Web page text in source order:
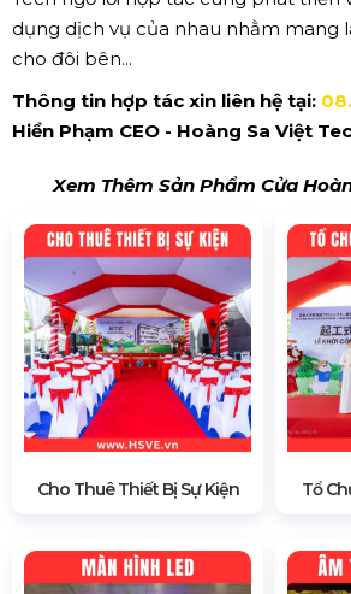
dụng dịch vụ của nhau nhằm mang
cho đôi bên...
Thông tin hợp tác xin liên hệ tại:
Hiền Phạm CEO - Hoàng Sa Việt
Xem Thêm Sản Phẩm Cửa
Cho Thuê Thiết Bị Sự Kiện Tổ